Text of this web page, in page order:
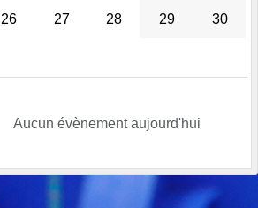
26 27 28 29 30
Aucun évènement aujourd'hui